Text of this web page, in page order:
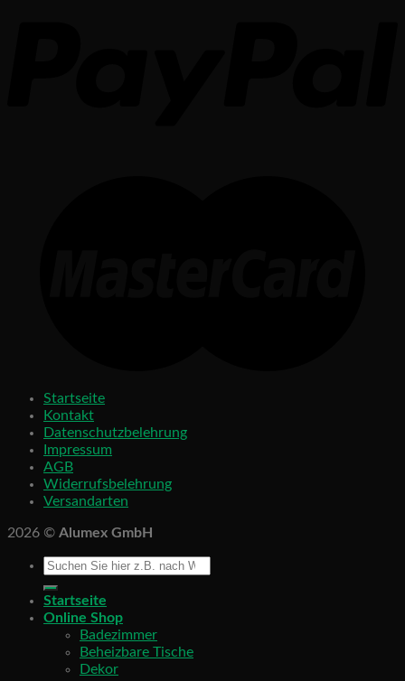
Startseite
Kontakt
Datenschutzbelehrung
Impressum
AGB
Widerrufsbelehrung
Versandarten
2026 © Alumex GmbH
Startseite
Online Shop
Badezimmer
Beheizbare Tische
Dekor